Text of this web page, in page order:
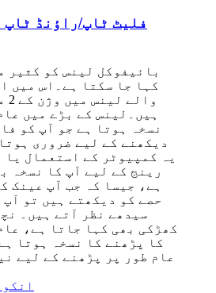
فلیٹ ٹاپ/راؤنڈ ٹاپ
بائیفوکل لینس کو کثیر
کہا جا سکتا ہے۔اس میں
ہیں۔لینس کے بڑے میں
نسخہ ہوتا ہے جو آپ کو
دیکھنے کے لیے ضروری
یہ کمپیوٹر کے استعمال یا
رینج کے لیے آپ کا نسخہ
ہے، جیسا کہ جب آپ عینک
حصے کو دیکھتے ہیں تو آپ
سیدھے نظر آتے ہیں۔
کھڑکی بھی کہا جاتا ہے،
کا پڑھنے کا نسخہ ہوتا
عام طور پر پڑھنے کے لیے